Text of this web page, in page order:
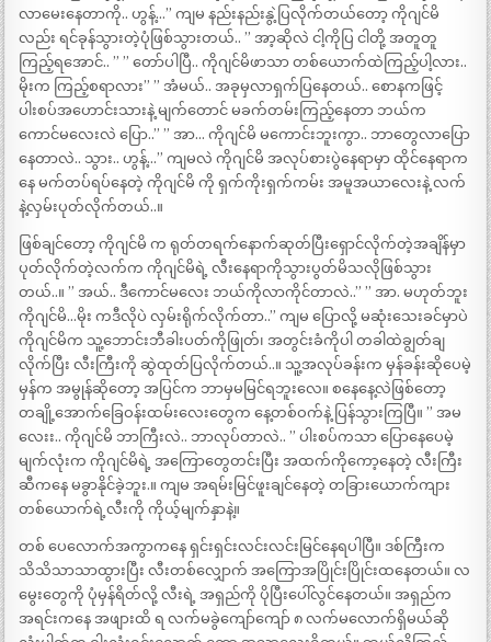
လာမေးနေတာကို.. ဟွန့်…” ကျမ နည်းနည်းနွဲ့ပြလိုက်တယ်တော့ ကိုဂျင်မိ
လည်း ရင်ခုန်သွားတဲ့ပုံဖြစ်သွားတယ်.. ” အာ့ဆိုလဲ ငါ့ကိုပြ ငါတို့ အတူတူ
ကြည့်ရအောင်.. ” ” တော်ပါပြီ.. ကိုဂျင်မိဖာသာ တစ်ယောက်ထဲကြည့်ပါ့လား..
မိုးက ကြည့်စရာလား” ” အံမယ်.. အခုမှလာရှက်ပြနေတယ်.. စောနကဖြင့်
ပါးစပ်အဟောင်းသားနဲ့ မျက်တောင် မခက်တမ်းကြည့်နေတာ ဘယ်က
ကောင်မလေးလဲ ပြော..” ” အာ… ကိုဂျင်မိ မကောင်းဘူးကွာ.. ဘာတွေလာပြော
နေတာလဲ.. သွား.. ဟွန့်…” ကျမလဲ ကိုဂျင်မိ အလုပ်စားပွဲနေရာမှာ ထိုင်နေရာက
နေ မက်တပ်ရပ်နေတဲ့ ကိုဂျင်မိ ကို ရှက်ကိုးရှက်ကမ်း အမူအယာလေးနဲ့ လက်
နဲ့လှမ်းပုတ်လိုက်တယ်..။
ဖြစ်ချင်တော့ ကိုဂျင်မိ က ရုတ်တရက်နောက်ဆုတ်ပြီးရှောင်လိုက်တဲ့အချိန်မှာ
ပုတ်လိုက်တဲ့လက်က ကိုဂျင်မိရဲ့ လီးနေရာကိုသွားပွတ်မိသလိုဖြစ်သွား
တယ်..။ ” အယ်.. ဒီကောင်မလေး ဘယ်ကိုလာကိုင်တာလဲ..” ” အာ. မဟုတ်ဘူး
ကိုဂျင်မိ…မိုး ကဒီလိုပဲ လှမ်းရိုက်လိုက်တာ..” ကျမ ပြောလို့ မဆုံးသေးခင်မှာပဲ
ကိုဂျင်မိက သူ့ဘောင်းဘီခါးပတ်ကိုဖြုတ်၊ အတွင်းခံကိုပါ တခါထဲချွတ်ချ
လိုက်ပြီး လီးကြီးကို ဆွဲထုတ်ပြလိုက်တယ်..။ သူ့အလုပ်ခန်းက မှန်ခန်းဆိုပေမဲ့
မှန်က အမွုန်ဆိုတော့ အပြင်က ဘာမှမမြင်ရဘူးလေ။ စနေနေ့လဲဖြစ်တော့
တချို့အောက်ခြေဝန်းထမ်းလေးတွေက နေ့တစ်ဝက်နဲ့ ပြန်သွားကြပြီ။ ” အမ
လေးး.. ကိုဂျင်မိ ဘာကြီးလဲ.. ဘာလုပ်တာလဲ.. ” ပါးစပ်ကသာ ပြောနေပေမဲ့
မျက်လုံးက ကိုဂျင်မိရဲ့ အကြောတွေတင်းပြီး အထက်ကိုကော့နေတဲ့ လီးကြီး
ဆီကနေ မခွာနိုင်ခဲ့ဘူး.။ ကျမ အရမ်းမြင်ဖူးချင်နေတဲ့ တခြားယောက်ကျား
တစ်ယောက်ရဲ့လီးကို ကိုယ့်မျက်နှာနဲ့။
တစ် ပေလောက်အကွာကနေ ရှင်းရှင်းလင်းလင်းမြင်နေရပါပြီ။ ဒစ်ကြီးက
သိသိသာသာထွားပြီး လီးတစ်လျှောက် အကြောအပြိုင်းပြိုင်းထနေတယ်။ လ
မွေးတွေကို ပုံမှန်ရိတ်လို့ လီးရဲ့ အရှည်ကို ပိုပြီးပေါ်လွင်နေတယ်။ အရှည်က
အရင်းကနေ အဖျားထိ ရ လက်မခွဲကျော်ကျော် ၈ လက်မလောက်ရှိမယ်ဆို